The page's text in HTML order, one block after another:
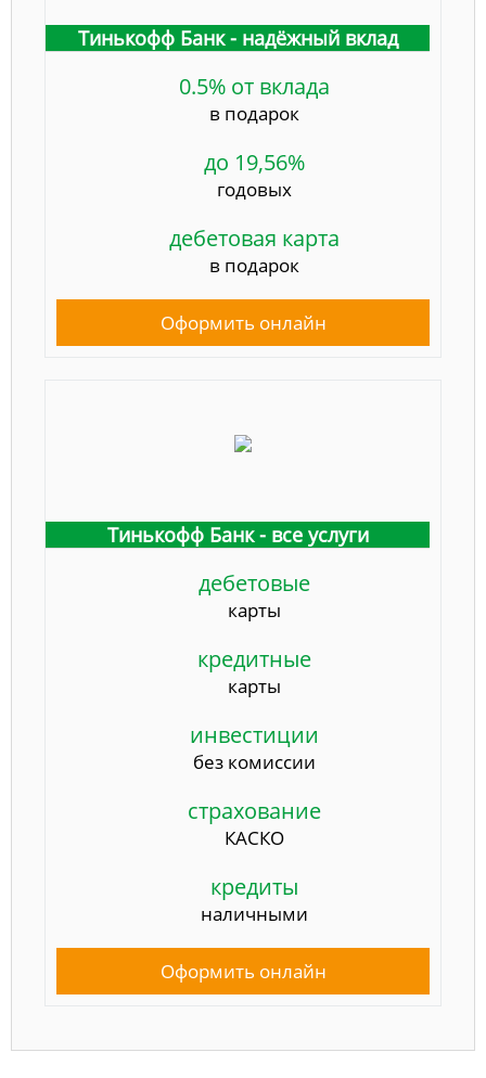
Тинькофф Банк - надёжный вклад
0.5% от вклада
в подарок
до 19,56%
годовых
дебетовая карта
в подарок
Оформить онлайн
Тинькофф Банк - все услуги
дебетовые
карты
кредитные
карты
инвестиции
без комиссии
страхование
КАСКО
кредиты
наличными
Оформить онлайн